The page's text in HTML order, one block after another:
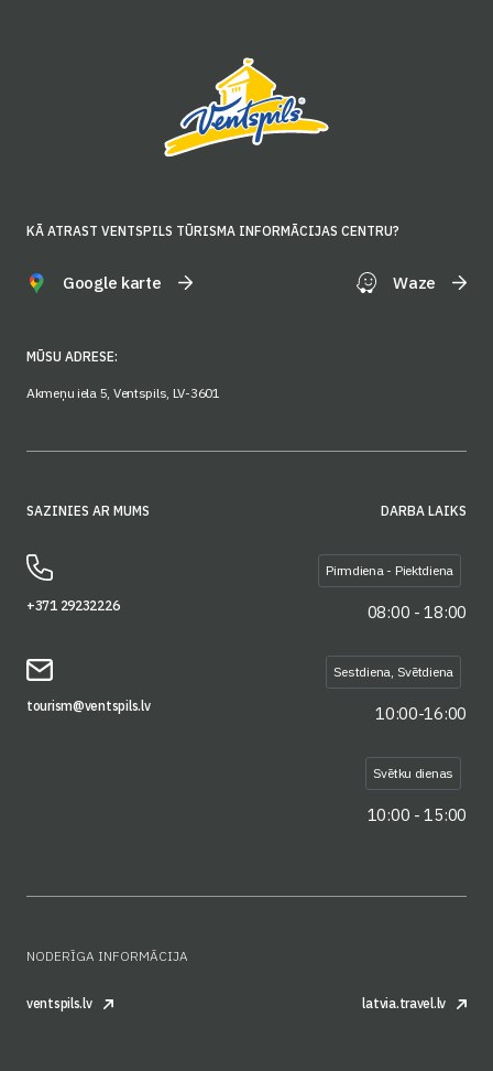
KĀ ATRAST VENTSPILS TŪRISMA INFORMĀCIJAS CENTRU?
Google karte Waze
MŪSU ADRESE:
Akmeņu iela 5, Ventspils, LV-3601
SAZINIES AR MUMS
+371 29232226
tourism@ventspils.lv
DARBA LAIKS
Pirmdiena - Piektdiena
08:00 - 18:00
Sestdiena, Svētdiena
10:00-16:00
Svētku dienas
10:00 - 15:00
NODERĪGA INFORMĀCIJA
ventspils.lv latvia.travel.lv